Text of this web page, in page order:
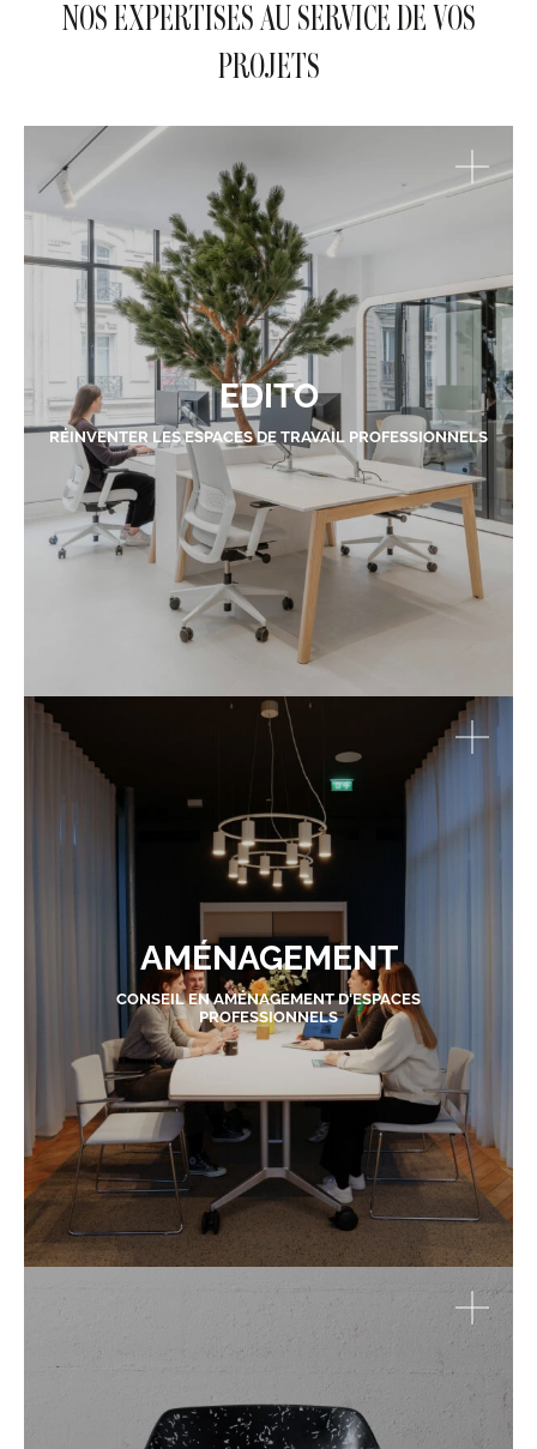
NOS EXPERTISES AU SERVICE DE VOS
PROJETS
EDITO
RÉINVENTER LES ESPACES DE TRAVAIL PROFESSIONNELS
AMÉNAGEMENT
CONSEIL EN AMÉNAGEMENT D'ESPACES
PROFESSIONNELS